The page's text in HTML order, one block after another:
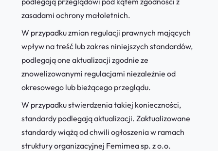
zasadami ochrony małoletnich.
W przypadku zmian regulacji prawnych mających
wpływ na treść lub zakres niniejszych standardów,
podlegają one aktualizacji zgodnie ze
znowelizowanymi regulacjami niezależnie od
okresowego lub bieżącego przeglądu.
W przypadku stwierdzenia takiej konieczności,
standardy podlegają aktualizacji. Zaktualizowane
standardy wiążą od chwili ogłoszenia w ramach
struktury organizacyjnej Femimea sp. z o.o.